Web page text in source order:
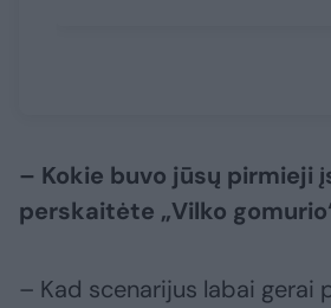
– Kokie buvo jūsų pirmieji
perskaitėte „Vilko
– Kad scenarijus labai gerai